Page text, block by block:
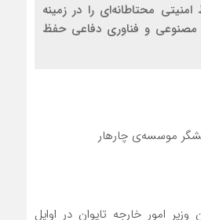
امنیتی محتاطانه‌ای را در زمینه
و فناوری دفاعی حفظ
موسسه‌ی چارهار
امور خارجه تایوان در اوایل